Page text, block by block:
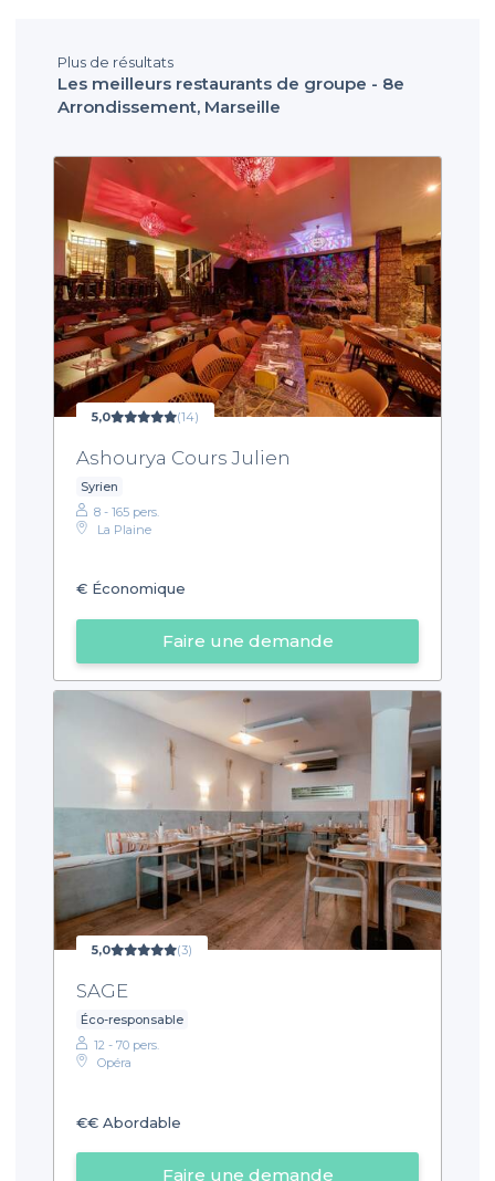
Plus de résultats
Les meilleurs restaurants de groupe - 8e
Arrondissement, Marseille
5,0 (14)
Ashourya Cours Julien
Syrien
8 - 165 pers.
La Plaine
€ Économique
Faire une demande
5,0 (3)
SAGE
Éco-responsable
12 - 70 pers.
Opéra
€€ Abordable
Faire une demande